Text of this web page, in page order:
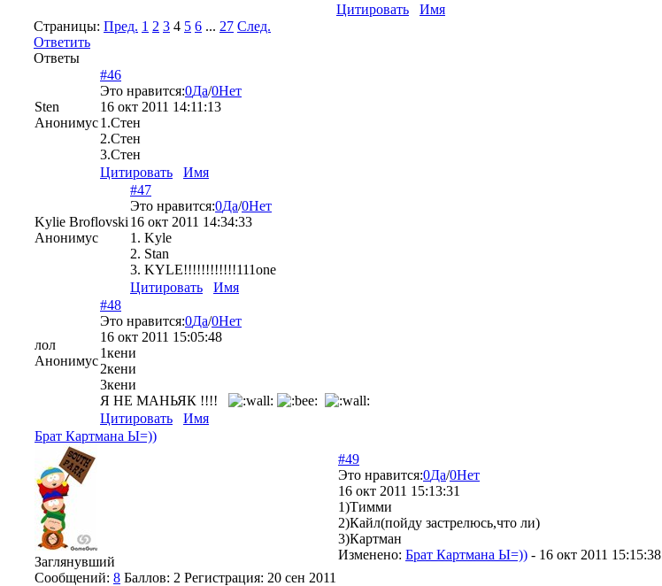
Цитировать
Имя
Страницы: Пред. 1 2 3 4 5 6 ... 27 След.
Ответить
Ответы
Sten
Анонимус
#46
Это нравится:0Да/0Нет
16 окт 2011 14:11:13
1.Стен
2.Стен
3.Стен
Цитировать
Имя
Kylie Broflovski
Анонимус
#47
Это нравится:0Да/0Нет
16 окт 2011 14:34:33
1. Kyle
2. Stan
3. KYLE!!!!!!!!!!!!111one
Цитировать
Имя
лол
Анонимус
#48
Это нравится:0Да/0Нет
16 окт 2011 15:05:48
1кени
2кени
3кени
Я НЕ МАНЬЯК !!!!
Цитировать
Имя
Брат Картмана Ы=))
Заглянувший
Сообщений: 8 Баллов: 2 Регистрация: 20 сен 2011
#49
Это нравится:0Да/0Нет
16 окт 2011 15:13:31
1)Тимми
2)Кайл(пойду застрелюсь,что ли)
3)Картман
Изменено: Брат Картмана Ы=)) - 16 окт 2011 15:15:38